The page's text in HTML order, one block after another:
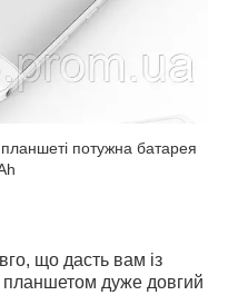
потужна батарея
що дасть вам із
планшетом дуже довгий